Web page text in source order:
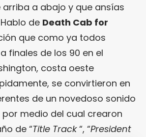
a abajo y que ansías
de Death Cab for
que como ya todos
finales de los 90 en el
costa oeste
se convirtieron en
de un novedoso sonido
medio del cual crearon
de “Title Track“, “President